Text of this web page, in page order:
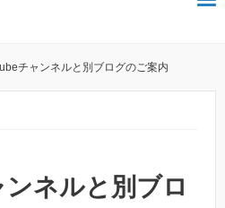
チャンネルと別ブログのご案内
ネルと別ブロ